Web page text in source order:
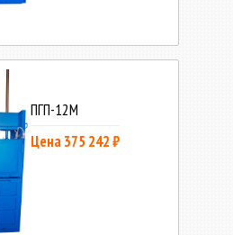
ПГП-12М
Цена 375 242 ₽